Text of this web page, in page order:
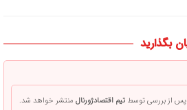
بگذارید
پس از بررسی توسطتیم اقتصادژورنالمنتشر خواهد شد.